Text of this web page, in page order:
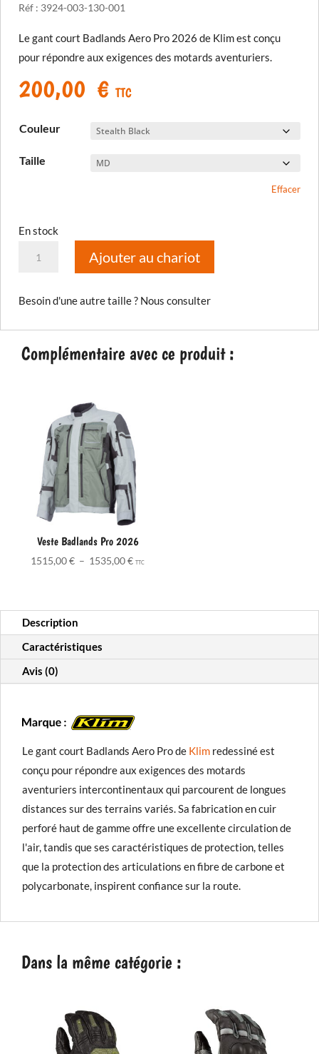
Réf : 3924-003-130-001
Le gant court Badlands Aero Pro 2026 de Klim est conçu
pour répondre aux exigences des motards aventuriers.
200,00 € TTC
Couleur
Taille
Effacer
En stock
court
Badlands
Aero
Ajouter au chariot
Besoin d'une autre taille ? Nous consulter
Complémentaire avec ce produit :
Veste Badlands Pro 2026
1515,00€ – 1535,00€Plage
1535,00 €
TTC
Description
Caractéristiques
Avis (0)
Le gant court Badlands Aero Pro de Klim redessiné est
conçu pour répondre aux exigences des motards
aventuriers intercontinentaux qui parcourent de longues
distances sur des terrains variés. Sa fabrication en cuir
perforé haut de gamme offre une excellente circulation de
l'air, tandis que ses caractéristiques de protection, telles
que la protection des articulations en fibre de carbone et
polycarbonate, inspirent confiance sur la route.
Dans la même catégorie :